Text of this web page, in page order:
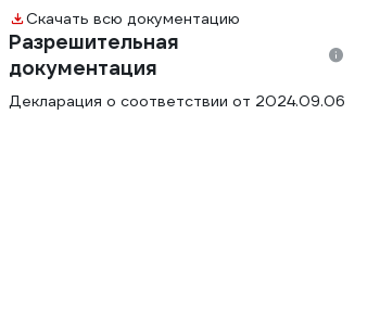
Скачать всю документацию
Разрешительная
документация
Декларация о соответствии от 2024.09.06